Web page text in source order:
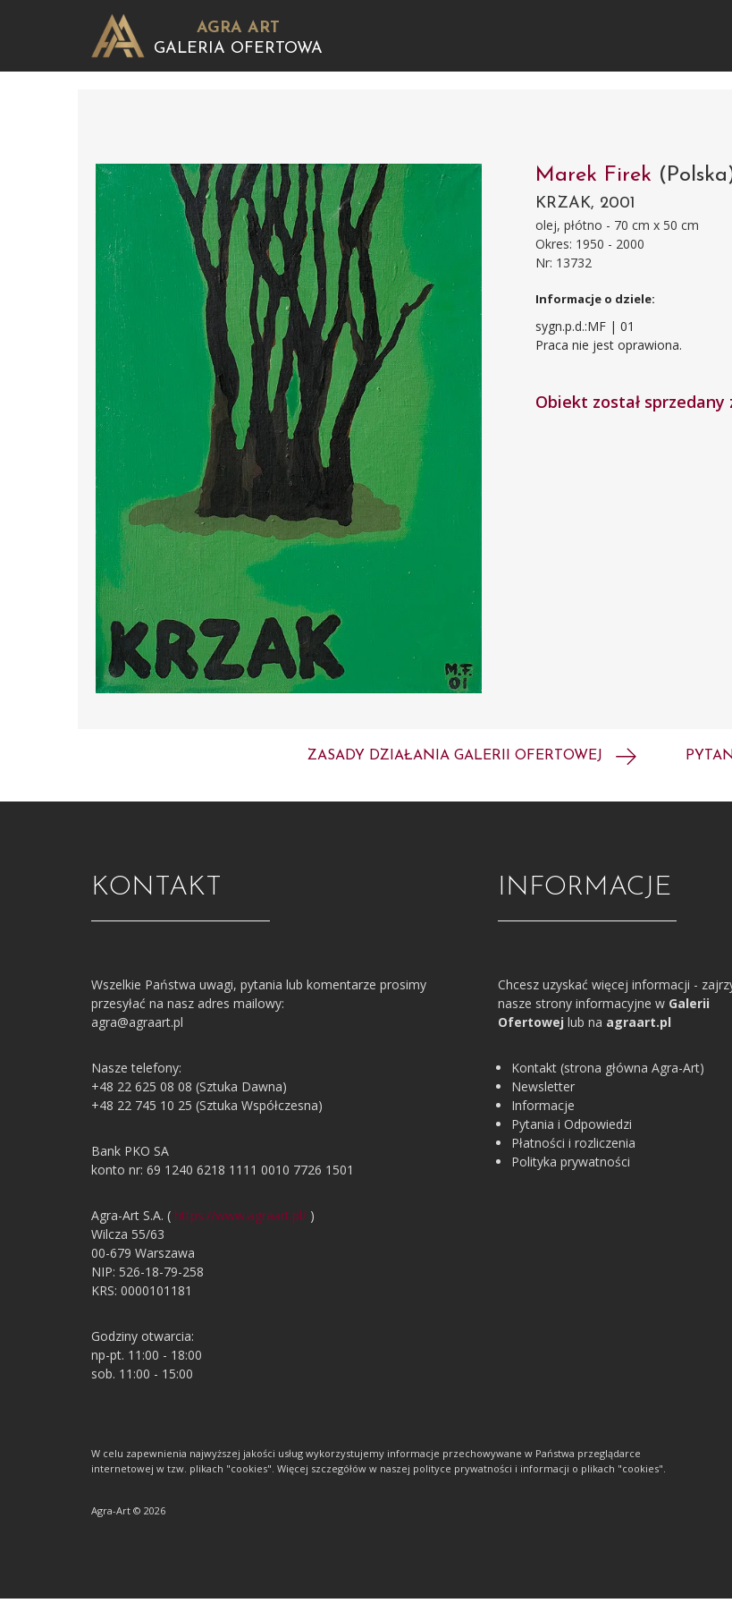
AGRA ART
GALERIA OFERTOWA
Marek Firek
KRZAK, 2001
olej, płótno - 70 cm x 50 cm
Okres: 1950 - 2000
Nr: 13732
Informacje o dziele:
sygn.p.d.:MF | 01
Praca nie jest oprawiona.
Obiekt został sprzedany
ZASADY DZIAŁANIA GALERII OFERTOWEJ
INFORMACJE
Chcesz uzyskać więcej informacji -
nasze strony informacyjne w Galerii
Ofertowej lub na agraart.pl
Kontakt (strona główna Agra-Art)
Newsletter
Informacje
Pytania i Odpowiedzi
Płatności i rozliczenia
Polityka prywatności
KONTAKT
Wszelkie Państwa uwagi, pytania lub komentarze prosimy
przesyłać na nasz adres mailowy:
agra@agraart.pl
Nasze telefony:
+48 22 625 08 08 (Sztuka Dawna)
+48 22 745 10 25 (Sztuka Współczesna)
Bank PKO SA
konto nr: 69 1240 6218 1111 0010 7726 1501
Agra-Art S.A. ( https://www.agraart.pl/ )
Wilcza 55/63
00-679 Warszawa
NIP: 526-18-79-258
KRS: 0000101181
Godziny otwarcia:
np-pt. 11:00 - 18:00
sob. 11:00 - 15:00
W celu zapewnienia najwyższej jakości usług wykorzystujemy informacje przechowywane w Państwa przeglądarce
internetowej w tzw. plikach "cookies". Więcej szczegółów w naszej polityce prywatności i informacji o plikach "cookies".
Agra-Art © 2026